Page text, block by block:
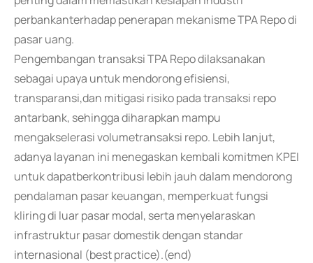
perbankanterhadap penerapan mekanisme TPA Repo di
pasar uang.
Pengembangan transaksi TPA Repo dilaksanakan
sebagai upaya untuk mendorong efisiensi,
transparansi,dan mitigasi risiko pada transaksi repo
antarbank, sehingga diharapkan mampu
mengakselerasi volumetransaksi repo. Lebih lanjut,
adanya layanan ini menegaskan kembali komitmen KPEI
untuk dapatberkontribusi lebih jauh dalam mendorong
pendalaman pasar keuangan, memperkuat fungsi
kliring di luar pasar modal, serta menyelaraskan
infrastruktur pasar domestik dengan standar
internasional (best practice).(end)